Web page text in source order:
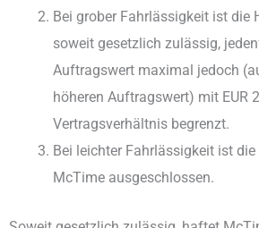
Bei grober Fahrlässigkeit ist die
soweit gesetzlich zulässig,
Auftragswert maximal jedoch
höheren Auftragswert) mit EUR
Vertragsverhältnis begrenzt.
Bei leichter Fahrlässigkeit ist
McTime ausgeschlossen.